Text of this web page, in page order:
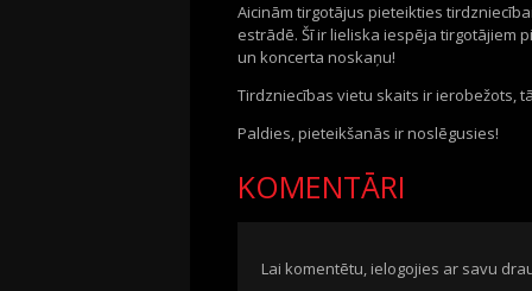
Aicinām tirgotājus pieteikties
estrādē. Šī ir lieliska iespēja tirgotājiem
un koncerta noskaņu!
Tirdzniecības vietu skaits ir ierobežots,
Paldies, pieteikšanās ir noslēgusies!
KOMENTĀRI
Lai komentētu, ielogojies ar savu